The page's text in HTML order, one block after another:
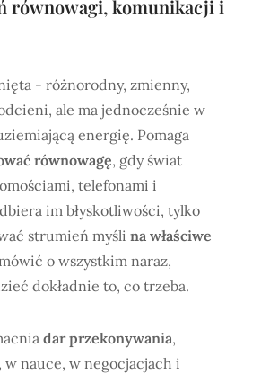
równowagi, komunikacji i
- różnorodny, zmienny,
ale ma jednocześnie w
energię. Pomaga
równowagę, gdy świat
telefonami i
im błyskotliwości, tylko
strumień myśli na właściwe
o wszystkim naraz,
dokładnie to, co trzeba.
dar przekonywania,
w nauce, w negocjacjach i